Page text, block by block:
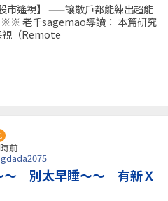
市遙視】 ——讓散戶都能練出超能
老千sagemao導讀： 本篇研究
視（Remote
前
別太早睡～～ 有新Ｘ